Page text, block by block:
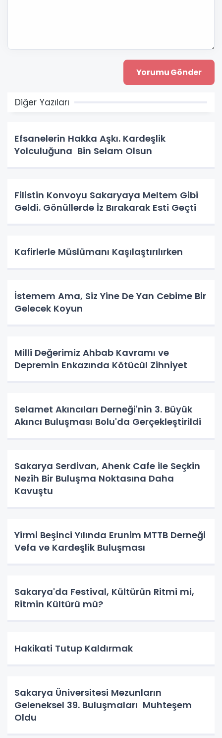
Diğer Yazıları
Efsanelerin Hakka Aşkı. Kardeşlik
Yolculuğuna Bin Selam Olsun
Filistin Konvoyu Sakaryaya Meltem Gibi
Geldi. Gönüllerde İz Bırakarak Esti Geçti
Kafirlerle Müslümanı Kaşılaştırılırken
İstemem Ama, Siz Yine De Yan Cebime Bir
Gelecek Koyun
Milli Değerimiz Ahbab Kavramı ve
Depremin Enkazında Kötücül Zihniyet
Selamet Akıncıları Derneği'nin 3. Büyük
Akıncı Buluşması Bolu'da Gerçekleştirildi
Sakarya Serdivan, Ahenk Cafe ile Seçkin
Nezih Bir Buluşma Noktasına Daha
Kavuştu
Yirmi Beşinci Yılında Erunim MTTB Derneği
Vefa ve Kardeşlik Buluşması
Sakarya'da Festival, Kültürün Ritmi mi,
Ritmin Kültürü mü?
Hakikati Tutup Kaldırmak
Sakarya Üniversitesi Mezunların
Geleneksel 39. Buluşmaları Muhteşem
Oldu